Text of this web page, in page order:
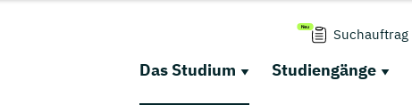
Suchauftrag
Das Studium Studiengänge